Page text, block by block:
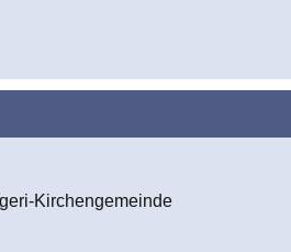
Kirchengemeinde